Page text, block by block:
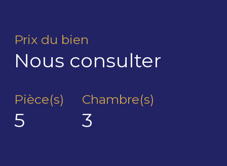
Prix du bien
Nous consulter
Pièce(s)
5
Chambre(s)
3